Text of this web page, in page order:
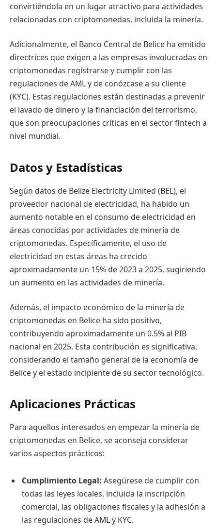
convirtiéndola en un lugar atractivo para actividades
relacionadas con criptomonedas, incluida la minería.
Adicionalmente, el Banco Central de Belice ha emitido
directrices que exigen a las empresas involucradas en
criptomonedas registrarse y cumplir con las
regulaciones de AML y de conózcase a su cliente
(KYC). Estas regulaciones están destinadas a prevenir
el lavado de dinero y la financiación del terrorismo,
que son preocupaciones críticas en el sector fintech a
nivel mundial.
Datos y Estadísticas
Según datos de Belize Electricity Limited (BEL), el
proveedor nacional de electricidad, ha habido un
aumento notable en el consumo de electricidad en
áreas conocidas por actividades de minería de
criptomonedas. Específicamente, el uso de
electricidad en estas áreas ha crecido
aproximadamente un 15% de 2023 a 2025, sugiriendo
un aumento en las actividades de minería.
Además, el impacto económico de la minería de
criptomonedas en Belice ha sido positivo,
contribuyendo aproximadamente un 0.5% al PIB
nacional en 2025. Esta contribución es significativa,
considerando el tamaño general de la economía de
Belice y el estado incipiente de su sector tecnológico.
Aplicaciones Prácticas
Para aquellos interesados en empezar la minería de
criptomonedas en Belice, se aconseja considerar
varios aspectos prácticos:
Cumplimiento Legal: Asegúrese de cumplir con
todas las leyes locales, incluida la inscripción
comercial, las obligaciones fiscales y la adhesión a
las regulaciones de AML y KYC.